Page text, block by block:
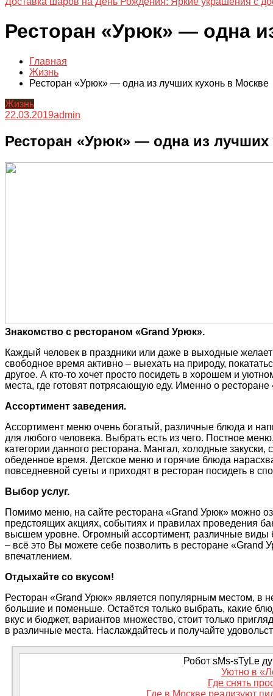
Ресторан «Урюк» — одна
Главная
Жизнь
Ресторан «Урюк» — одна из лучших кухонь в Москве
Жизнь
22.03.2019admin
Ресторан «Урюк» — одна из лучших
Знакомство с рестораном «Grand Урюк».
Каждый человек в праздники или даже в выходные
свободное время активно – выехать на природу,
другое. А кто-то хочет просто посидеть в хорошем и
места, где готовят потрясающую еду. Именно о
Ассортимент заведения.
Ассортимент меню очень богатый, различные блюда и
для любого человека. Выбрать есть из чего. Постное
категории данного ресторана. Мангал, холодные
обеденное время. Детское меню и горячие блюда
повседневной суеты и приходят в ресторан посидеть в
Выбор услуг.
Помимо меню, на сайте ресторана «Grand Урюк» можно
предстоящих акциях, событиях и правилах проведения
высшем уровне. Огромный ассортимент, различные виды
– всё это Вы можете себе позволить в ресторане
впечатлением.
Отдыхайте со вкусом!
Ресторан «Grand Урюк» является популярным местом, в
большие и поменьше. Остаётся только выбрать, какие
вкус и бюджет, вариантов множество, стоит только
в различные места. Наслаждайтесь и получайте
Робот sMs-sTyLe
Уютно в
Где снять
Где в Москве реализуют